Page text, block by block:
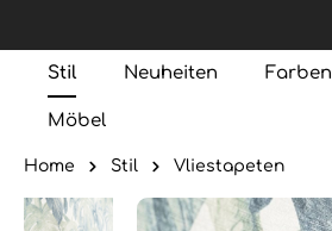
Stil Neuheiten Farben
Möbel
Home Stil Vliestapeten